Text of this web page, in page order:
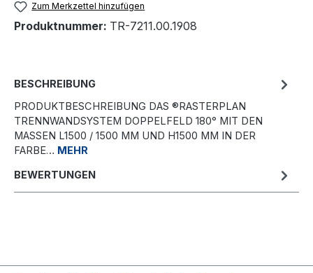
Zum Merkzettel hinzufügen
Produktnummer: TR-7211.00.1908
BESCHREIBUNG
PRODUKTBESCHREIBUNG DAS ®RASTERPLAN
TRENNWANDSYSTEM DOPPELFELD 180° MIT DEN
MASSEN L1500 / 1500 MM UND H1500 MM IN DER F
ARBE… MEHR
BEWERTUNGEN